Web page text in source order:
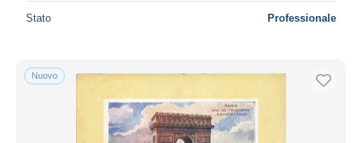
Stato Professionale
Nuovo